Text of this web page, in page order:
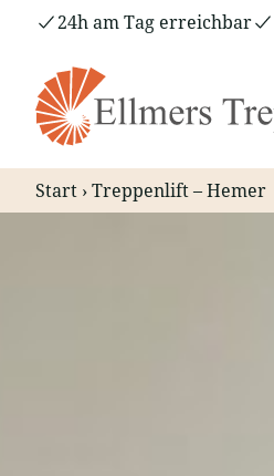
springen
24h am Tag erreichbar
Start ›Treppenlift – Hemer